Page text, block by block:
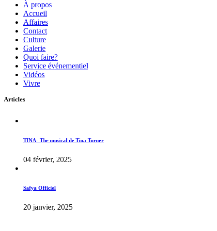
À propos
Accueil
Affaires
Contact
Culture
Galerie
Quoi faire?
Service événementiel
Vidéos
Vivre
Articles
TINA- The musical de Tina Turner
04 février, 2025
Safya Officiel
20 janvier, 2025